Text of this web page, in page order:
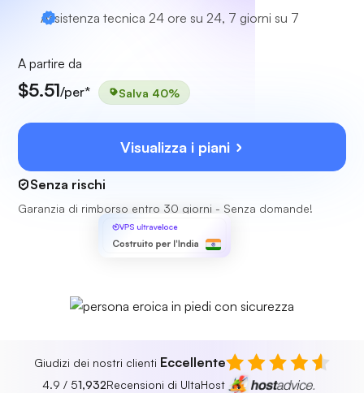
Assistenza tecnica 24 ore su 24, 7 giorni su 7
A partire da
$5.51/per* Salva 40%
Visualizza i piani
Senza rischi
Garanzia di rimborso entro 30 giorni - Senza domande!
VPS ultraveloce
Costruito per l'India
Giudizi dei nostri clienti Eccellente
4.9 / 51,932Recensioni di UltaHost